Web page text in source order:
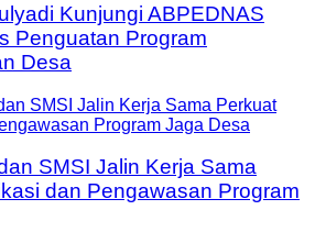
Kunjungi ABPEDNAS
Penguatan Program
Desa
SMSI Jalin Kerja Sama
dan Pengawasan Program